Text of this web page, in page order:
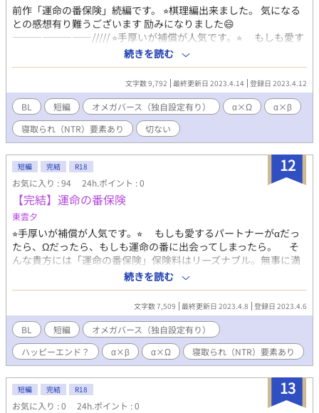
前作「運命の番保険」続編です。 ⭐︎棋理編出来ました。 気になる
との感想有り難うございます 励みになりました😄
————————///// ⭐︎手厚いが補償が人気です。⭐︎ もしも愛す
るパートナーがαだったら、Ωだったら、もしも運命の番に出会っ
てしまったら。 そんな貴方には「運命の番保険」保険料はリー
ズナブル。無事に満期を迎えますと高額な返戻金あり。さあ、あ
なたも愛するパートナーと金婚式を目指しましょう。 資料は請求
はこちら。今ならWEB限定割引実施中。お問い合わせはお気軽
に。 0120-xxxx-xxxまで。 ————————///// という架空の保
険があるオメガバースの世界のお話。 お互いの伴侶が運命の番だ
った、二組の夫夫。前作尊の伴侶だった棋理のお話です。 暗いで
す。希望があるかは見る人によるかと。書いてる人はバドエンで
はないと思ってます。運命に翻弄されたα、棋理の物語。 良かった
見てやってください。 オメガバース独自設定あり。 地雷もちの皆
様は自己防衛お願いします。 読後の記憶削除は筆者の能力では無
理ですからね。よくよくお気をつけて〜。 ⭐︎三話完結しました。
続きを読む
文字数 9,792 最終更新日 2023.4.14 登録日 2023.4.12
BL 短編 オメガバース（独自設定有り） α×Ω
α×β
寝取られ（NTR）要素あり
切ない
12
短編 完結 R18
お気に入り : 94 24h.ポイント : 0
【完結】運命の番保険
東雲夕
⭐︎手厚いが補償が人気です。⭐︎ もしも愛するパートナーがαだっ
たら、Ωだったら、もしも運命の番に出会ってしまったら。 そ
んな貴方には「運命の番保険」保険料はリーズナブル。無事に満
期を迎えますと高額な返戻金あり。さあ、あなたも愛するパート
ナーと金婚式を目指しましょう。 資料は請求はこちら。今なら
WEB限定割引実施中。お問い合わせはお気軽に。 0120-xxxx-xxx
まで。 ————————///// という架空の保険があるオメガバー
スの世界のお話。 お互いの伴侶が運命の番だった、二組の夫夫の
物語。 見る人によってはメリバかも？ 書いてる人的にはハピエン
（仮）的な感じです。 オメガバース独自設定あり。 地雷もちの皆
様は自己防衛お願いします。 読後の記憶削除は筆者の能力では無
理ですからね。よくよくお気をつけて〜。 三話完結しました。 よ
ろしくお願いします🤲
続きを読む
文字数 7,509 最終更新日 2023.4.8 登録日 2023.4.6
BL 短編
オメガバース（独自設定有り）
ハッピーエンド？
α×β α×Ω 寝取られ（NTR）要素あり
13
短編 完結 R18
お気に入り : 0 24h.ポイント : 0